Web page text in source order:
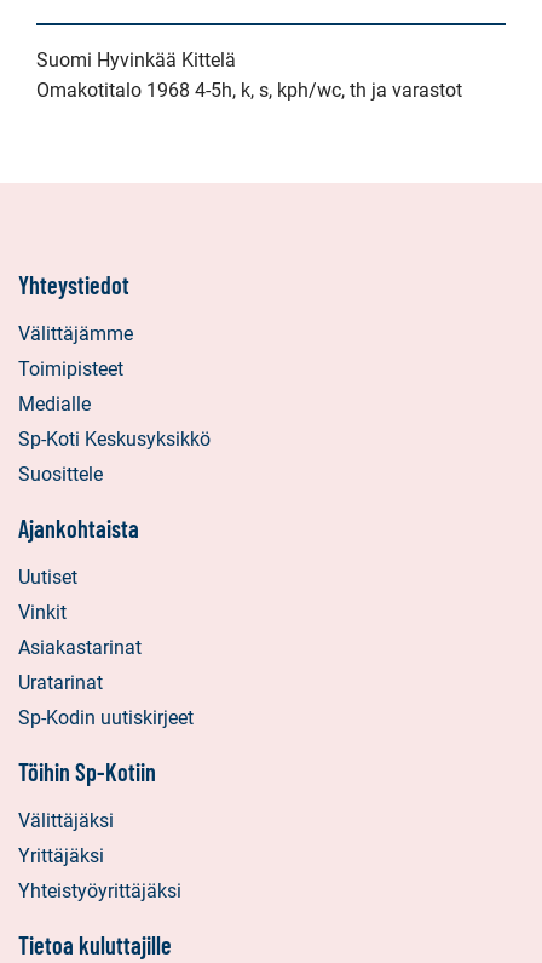
Suomi Hyvinkää Kittelä
Omakotitalo 1968 4-5h, k, s, kph/wc, th ja varastot
Yhteystiedot
Välittäjämme
Toimipisteet
Medialle
Sp-Koti Keskusyksikkö
Suosittele
Ajankohtaista
Uutiset
Vinkit
Asiakastarinat
Uratarinat
Sp-Kodin uutiskirjeet
Töihin Sp-Kotiin
Välittäjäksi
Yrittäjäksi
Yhteistyöyrittäjäksi
Tietoa kuluttajille